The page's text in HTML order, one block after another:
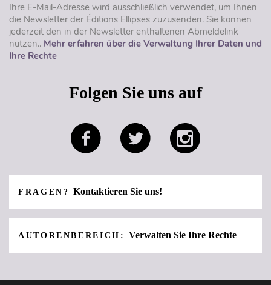
Ihre E-Mail-Adresse wird ausschließlich verwendet, um Ihnen
die Newsletter der Éditions Ellipses zuzusenden. Sie können
jederzeit den in der Newsletter enthaltenen Abmeldelink
nutzen.. Mehr erfahren über die Verwaltung Ihrer Daten und
Ihre Rechte
Folgen Sie uns auf
FRAGEN? Kontaktieren Sie uns!
AUTORENBEREICH: Verwalten Sie Ihre Rechte